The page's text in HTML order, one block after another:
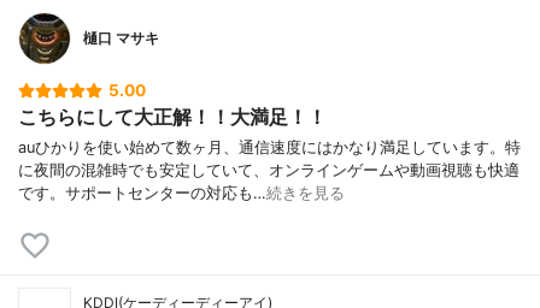
樋口 マサキ
5.00
こちらにして大正解！！大満足！！
auひかりを使い始めて数ヶ月、通信速度にはかなり満足しています。特
に夜間の混雑時でも安定していて、オンラインゲームや動画視聴も快適
です。サポートセンターの対応も…続きを見る
KDDI(ケーディーディーアイ)